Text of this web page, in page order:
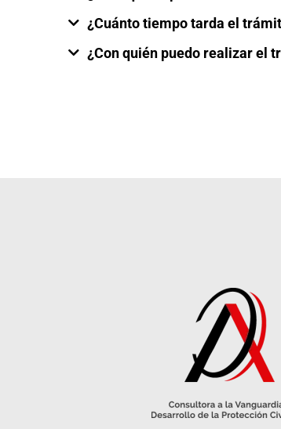
¿Cuánto tiempo tarda el
¿Con quién puedo realizar el